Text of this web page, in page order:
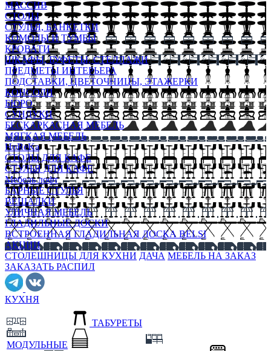
МАССИВ
СТОЛЫ
СТУЛЬЯ, БАНКЕТКИ
КОМОДЫ И ТУМБЫ
КРОВАТИ
ШКАФЫ, БУФЕТЫ, СТЕЛЛАЖИ
ПРЕДМЕТЫ ИНТЕРЬЕРА
ПОДСТАВКИ, ЦВЕТОЧНИЦЫ, ЭТАЖЕРКИ
КОНСОЛИ
БЮРО
СУНДУКИ
БЕСКАРКАСНАЯ МЕБЕЛЬ
МЯГКАЯ МЕБЕЛЬ
HoReKa
СТОЛЫ ДЛЯ КАФЕ
СТУЛЬЯ ДЛЯ КАФЕ
Мебель лофт
БАРНЫЕ СТУЛЬЯ
ВЕШАЛКИ
УЛИЧНАЯ МЕБЕЛЬ
ГЛАДИЛЬНЫЕ ДОСКИ
ВСТРОЕННАЯ ГЛАДИЛЬНАЯ ДОСКА BELSI
АКЦИИ
СТОЛЕШНИЦЫ ДЛЯ КУХНИ ДАЧА МЕБЕЛЬ НА ЗАКАЗ
ЗАКАЗАТЬ РАСПИЛ
КУХНЯ
МОДУЛЬНЫЕ
ТАБУРЕТЫ